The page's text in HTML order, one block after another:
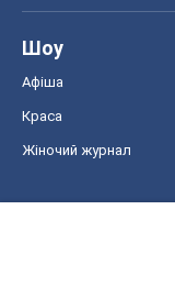
Шоу
Афіша
Краса
Жіночий журнал